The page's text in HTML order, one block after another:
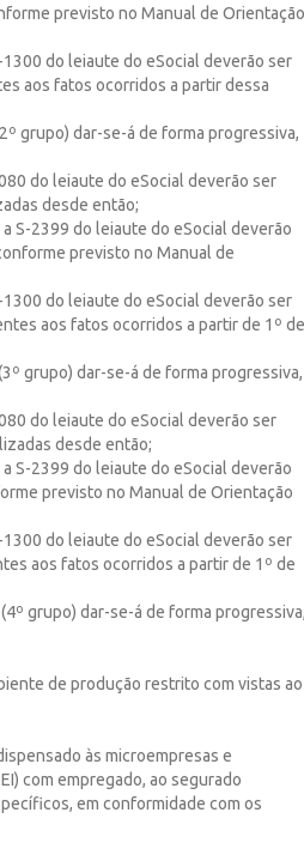
previsto no Manual de Orientação
do leiaute do eSocial deverão ser
aos fatos ocorridos a partir dessa
grupo) dar-se-á de forma progressiva,
do leiaute do eSocial deverão ser
desde então;
S-2399 do leiaute do eSocial deverão
previsto no Manual de
do leiaute do eSocial deverão ser
aos fatos ocorridos a partir de 1º de
grupo) dar-se-á de forma progressiva,
do leiaute do eSocial deverão ser
desde então;
S-2399 do leiaute do eSocial deverão
previsto no Manual de Orientação
do leiaute do eSocial deverão ser
aos fatos ocorridos a partir de 1º de
grupo) dar-se-á de forma progressiva,
de produção restrito com vistas ao
às microempresas e
com empregado, ao segurado
em conformidade com os